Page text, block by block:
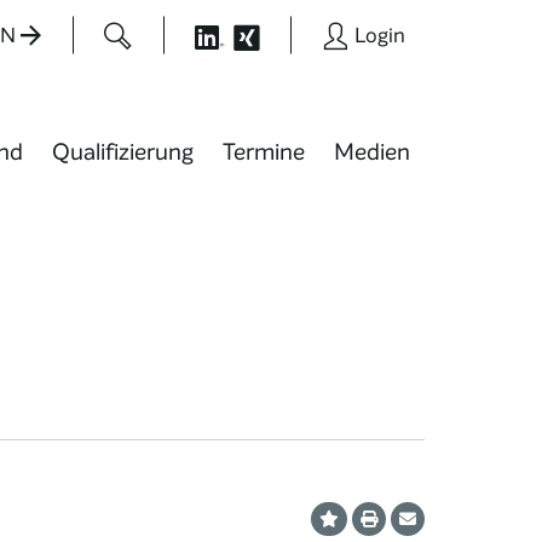
Login
Qualifizierung Termine Medien